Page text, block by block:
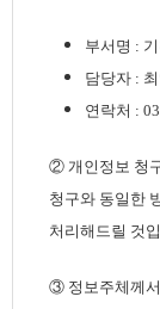
부서명 :
담당자 :
연락처 :
② 개인정보 청
청구와 동일한
처리해드릴 것
③ 정보주체께서